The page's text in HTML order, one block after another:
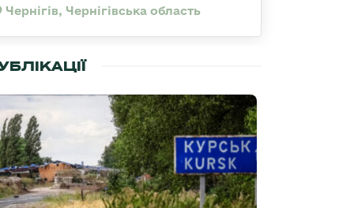
Чернігів, Чернігівська область